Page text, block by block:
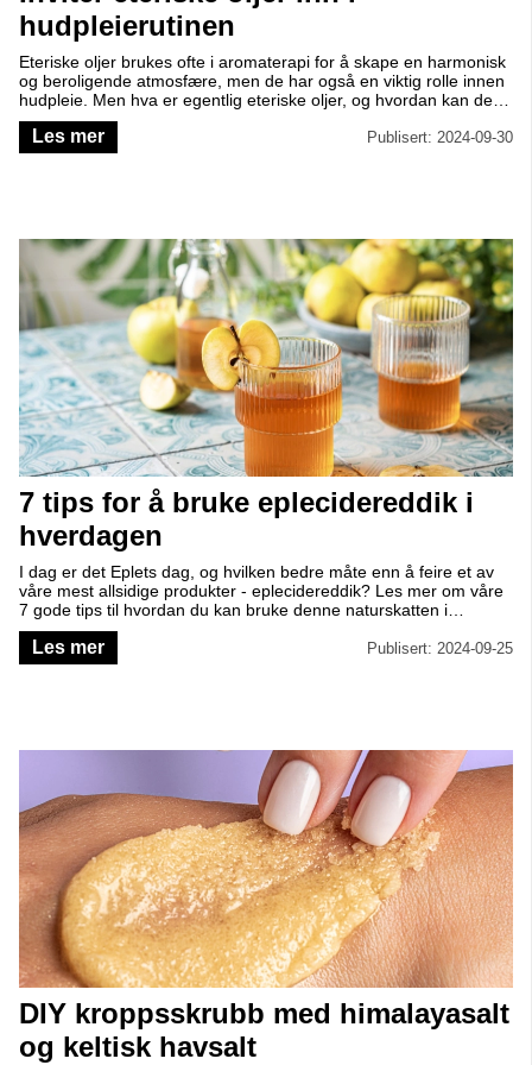
hudpleierutinen
Eteriske oljer brukes ofte i aromaterapi for å skape en harmonisk
og beroligende atmosfære, men de har også en viktig rolle innen
hudpleie. Men hva er egentlig eteriske oljer, og hvordan kan de
brukes i din hudpleierutine?
Les mer Publisert: 2024-09-30
7 tips for å bruke eplecidereddik i
hverdagen
I dag er det Eplets dag, og hvilken bedre måte enn å feire et av
våre mest allsidige produkter - eplecidereddik? Les mer om våre
7 gode tips til hvordan du kan bruke denne naturskatten i
hverdagen – og kanskje komme inn i en ny rutine eller to?
Les mer Publisert: 2024-09-25
DIY kroppsskrubb med himalayasalt
og keltisk havsalt